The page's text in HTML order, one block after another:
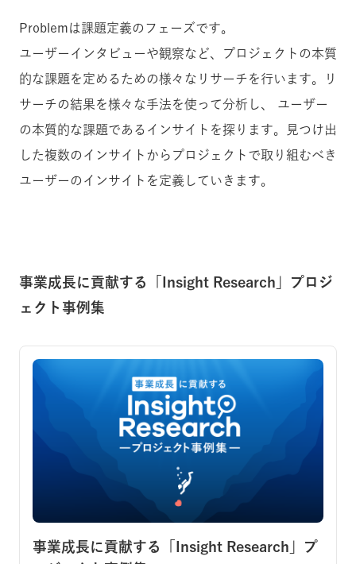
Problemは課題定義のフェーズです。
ユーザーインタビューや観察など、プロジェクトの本質
的な課題を定めるための様々なリサーチを行います。リ
サーチの結果を様々な手法を使って分析し、 ユーザー
の本質的な課題であるインサイトを探ります。見つけ出
した複数のインサイトからプロジェクトで取り組むべき
ユーザーのインサイトを定義していきます。
事業成長に貢献する「Insight Research」プロジ
ェクト事例集
事業成長に貢献する「Insight Research」プ